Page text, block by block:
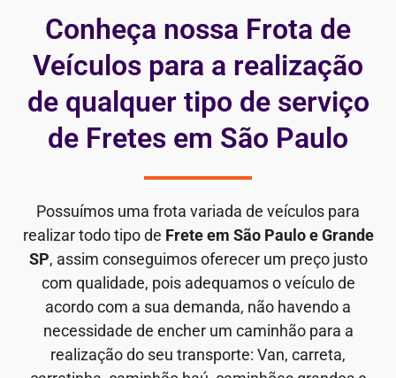
Conheça nossa Frota de
Veículos para a realização
de qualquer tipo de serviço
de Fretes em São Paulo
Possuímos uma frota variada de veículos para
realizar todo tipo de Frete em São Paulo e Grande
SP, assim conseguimos oferecer um preço justo
com qualidade, pois adequamos o veículo de
acordo com a sua demanda, não havendo a
necessidade de encher um caminhão para a
realização do seu transporte: Van, carreta,